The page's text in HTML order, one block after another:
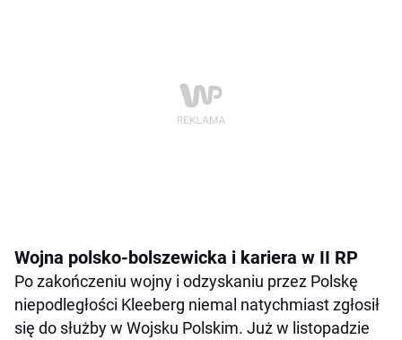
Wojna polsko-bolszewicka i kariera w II RP
Po zakończeniu wojny i odzyskaniu przez Polskę
niepodległości Kleeberg niemal natychmiast zgłosił
się do służby w Wojsku Polskim. Już w listopadzie